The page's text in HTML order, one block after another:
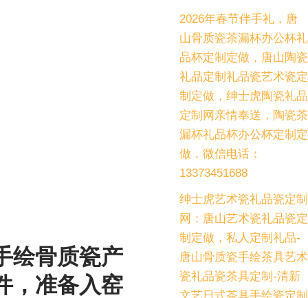
绘骨质瓷产
，准备入窑
2026年春节伴手礼，唐
山骨质瓷茶漏杯办公杯礼
品杯定制定做，唐山陶瓷
礼品定制礼品瓷艺术瓷定
制定做，绅士虎陶瓷礼品
定制网亲情奉送，陶瓷茶
漏杯礼品杯办公杯定制定
做，微信电话：
13373451688
绅士虎艺术瓷礼品瓷定制
网：唐山艺术瓷礼品瓷定
制定做，私人定制礼品-
唐山骨质瓷手绘茶具艺术
瓷礼品瓷茶具定制-清新